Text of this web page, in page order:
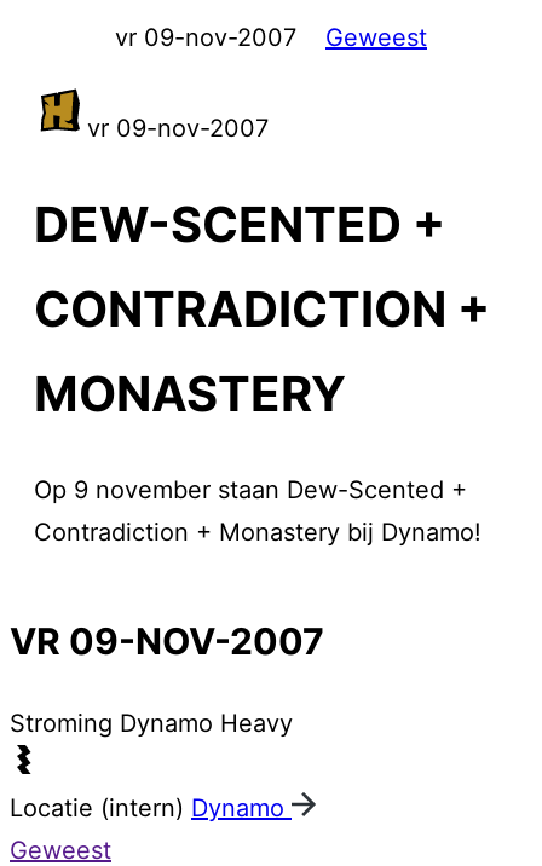
vr 09-nov-2007 Geweest
vr 09-nov-2007
DEW-SCENTED +
CONTRADICTION +
MONASTERY
Op 9 november staan Dew-Scented +
Contradiction + Monastery bij Dynamo!
VR 09-NOV-2007
Stroming Dynamo Heavy
Locatie (intern) Dynamo
Geweest